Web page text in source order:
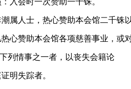
属人士，热心赞助本会馆二千铢
心赞助本会馆各项慈善事业，或
列情事之一者，以丧失会籍论
明失踪者。